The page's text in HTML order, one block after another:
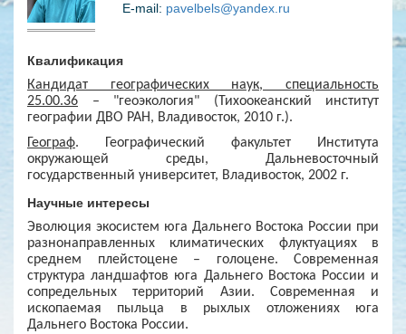
E-mail: pavelbels@yandex.ru
Квалификация
Кандидат географических наук, специальность
25.00.36 – "геоэкология" (Тихоокеанский институт
географии ДВО РАН, Владивосток, 2010 г.).
Географ. Географический факультет Института
окружающей среды, Дальневосточный
государственный университет, Владивосток, 2002 г.
Научные интересы
Эволюция экосистем юга Дальнего Востока России при
разнонаправленных климатических флуктуациях в
среднем плейстоцене – голоцене. Современная
структура ландшафтов юга Дальнего Востока России и
сопредельных территорий Азии. Современная и
ископаемая пыльца в рыхлых отложениях юга
Дальнего Востока России.